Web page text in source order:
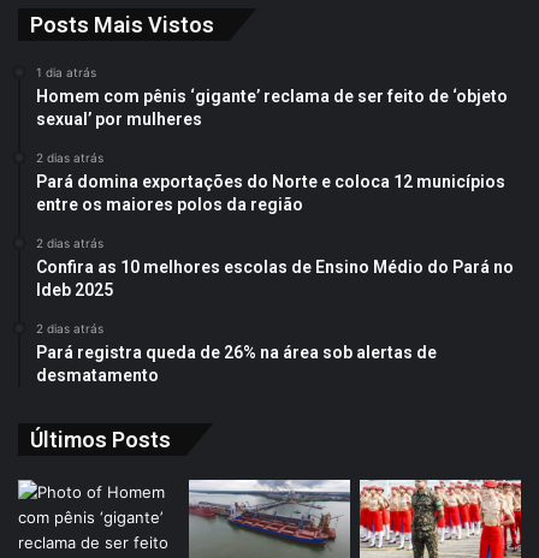
Posts Mais Vistos
1 dia atrás
Homem com pênis ‘gigante’ reclama de ser feito de ‘objeto
sexual’ por mulheres
2 dias atrás
Pará domina exportações do Norte e coloca 12 municípios
entre os maiores polos da região
2 dias atrás
Confira as 10 melhores escolas de Ensino Médio do Pará no
Ideb 2025
2 dias atrás
Pará registra queda de 26% na área sob alertas de
desmatamento
Últimos Posts